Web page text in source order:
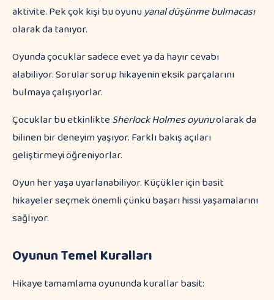
aktivite. Pek çok kişi bu oyunuyanal düşünme bulmacası
olarak da tanıyor.
Oyunda çocuklar sadece evet ya da hayır cevabı
alabiliyor. Sorular sorup hikayenin eksik parçalarını
bulmaya çalışıyorlar.
Çocuklar bu etkinlikteSherlock Holmes oyunuolarak da
bilinen bir deneyim yaşıyor. Farklı bakış açıları
geliştirmeyi öğreniyorlar.
Oyun her yaşa uyarlanabiliyor. Küçükler için basit
hikayeler seçmek önemli çünkü başarı hissi yaşamalarını
sağlıyor.
Oyunun Temel Kuralları
Hikaye tamamlama oyununda kurallar basit: